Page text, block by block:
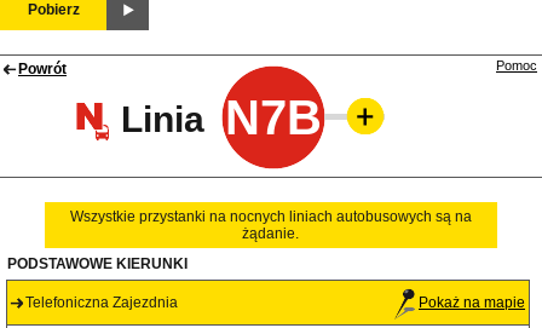
Pobierz
Powrót
Linia N7B
Pomoc
Wszystkie przystanki na nocnych liniach autobusowych są na
żądanie.
PODSTAWOWE KIERUNKI
Telefoniczna Zajezdnia Pokaż na mapie